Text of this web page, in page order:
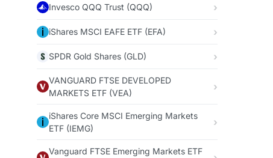
Invesco QQQ Trust (QQQ)
iShares MSCI EAFE ETF (EFA)
SPDR Gold Shares (GLD)
VANGUARD FTSE DEVELOPED
MARKETS ETF (VEA)
iShares Core MSCI Emerging Markets
ETF (IEMG)
Vanguard FTSE Emerging Markets ETF